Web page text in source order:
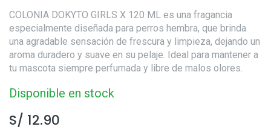
COLONIA DOKYTO GIRLS X 120 ML es una fragancia
especialmente diseñada para perros hembra, que brinda
una agradable sensación de frescura y limpieza, dejando un
aroma duradero y suave en su pelaje. Ideal para mantener a
tu mascota siempre perfumada y libre de malos olores.
Disponible en stock
S/ 12.90